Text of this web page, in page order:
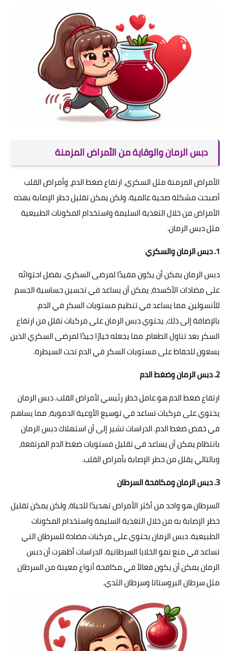
دبس الرمان والوقاية من الأمراض المزمنة
الأمراض المزمنة مثل السكري، ارتفاع ضغط الدم، وأمراض القلب
أصبحت مشكلة صحية عالمية. ولكن يمكن تقليل خطر الإصابة بهذه
الأمراض من خلال التغذية السليمة واستخدام المكونات الطبيعية
مثل دبس الرمان.
1. دبس الرمان والسكري
دبس الرمان يمكن أن يكون مفيدًا لمرضى السكري. بفضل احتوائه
على مضادات الأكسدة، يمكن أن يساعد في تحسين حساسية الجسم
للأنسولين، مما يساعد في تنظيم مستويات السكر في الدم.
بالإضافة إلى ذلك، يحتوي دبس الرمان على مركبات تقلل من ارتفاع
السكر بعد تناول الطعام، مما يجعله خيارًا جيدًا لمرضى السكري الذين
يسعون للحفاظ على مستويات السكر في الدم تحت السيطرة.
2. دبس الرمان وضغط الدم
ارتفاع ضغط الدم هو عامل خطر رئيسي لأمراض القلب. دبس الرمان
يحتوي على مركبات تساعد في توسيع الأوعية الدموية، مما يساهم
في خفض ضغط الدم. الدراسات تشير إلى أن استهلاك دبس الرمان
بانتظام يمكن أن يساعد في تقليل مستويات ضغط الدم المرتفعة،
وبالتالي يقلل من خطر الإصابة بأمراض القلب.
3. دبس الرمان ومكافحة السرطان
السرطان هو واحد من أكثر الأمراض تهديدًا للحياة، ولكن يمكن تقليل
خطر الإصابة به من خلال التغذية السليمة واستخدام المكونات
الطبيعية. دبس الرمان يحتوي على مركبات مضادة للسرطان التي
تساعد في منع نمو الخلايا السرطانية. الدراسات أظهرت أن دبس
الرمان يمكن أن يكون فعالاً في مكافحة أنواع معينة من السرطان
مثل سرطان البروستاتا وسرطان الثدي.